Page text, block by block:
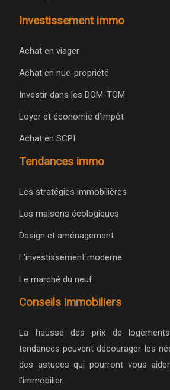
Investissement immo
Achat en viager
Achat en nue-propriété
Investir dans les DOM-TOM
Loyer et économie d’impôt
Achat en SCPI
Tendances immo
Les stratégies immobilières
Les maisons écologiques
Design et aménagement
L’investissement moderne
Le marché du neuf
Conseils immobiliers
La hausse des prix de
tendances peuvent décourager les
des astuces qui pourront vous
l’immobilier.